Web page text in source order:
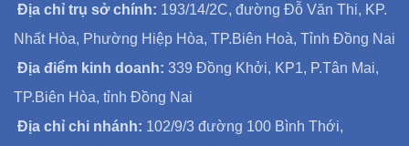
Địa chỉ trụ sở chính: 193/14/2C, đường Đỗ Văn Thi, KP.
Nhất Hòa, Phường Hiệp Hòa, TP.Biên Hoà, Tỉnh Đồng Nai
Địa điểm kinh doanh: 339 Đồng Khởi, KP1, P.Tân Mai,
TP.Biên Hòa, tỉnh Đồng Nai
Địa chỉ chi nhánh: 102/9/3 đường 100 Bình Thới,